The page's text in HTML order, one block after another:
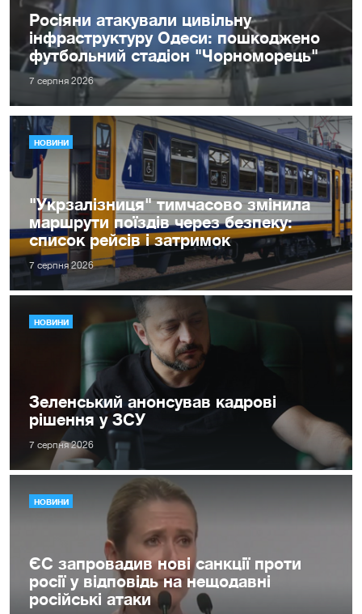
Росіяни атакували цивільну
інфраструктуру Одеси: пошкоджено
футбольний стадіон "Чорноморець"
7 серпня 2026
НОВИНИ
"Укрзалізниця" тимчасово змінила
маршрути поїздів через безпеку:
список рейсів і затримок
7 серпня 2026
НОВИНИ
Зеленський анонсував кадрові
рішення у ЗСУ
7 серпня 2026
НОВИНИ
ЄС запровадив нові санкції проти
росії у відповідь на нещодавні
російські атаки